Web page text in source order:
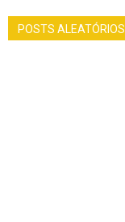
POSTS ALEATÓRIOS